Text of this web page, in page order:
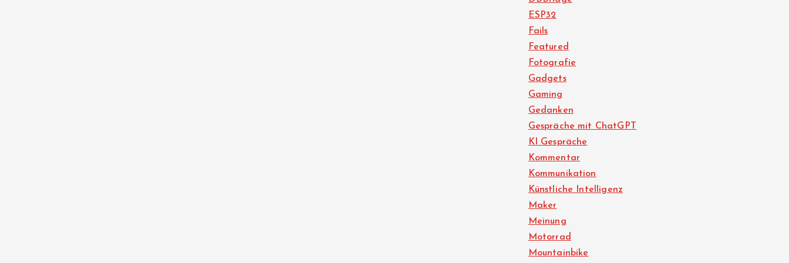
ESP32
Fails
Featured
Fotografie
Gadgets
Gaming
Gedanken
Gespräche mit ChatGPT
KI Gespräche
Kommentar
Kommunikation
Künstliche Intelligenz
Maker
Meinung
Motorrad
Mountainbike